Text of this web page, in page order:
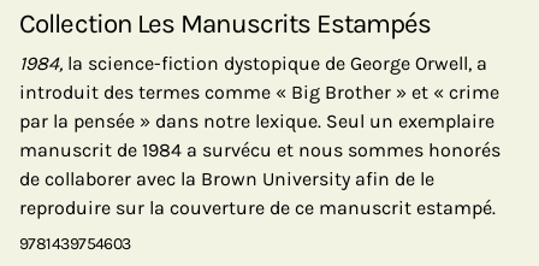
Collection Les Manuscrits Estampés
1984, la science-fiction dystopique de George Orwell, a
introduit des termes comme « Big Brother » et « crime
par la pensée » dans notre lexique. Seul un exemplaire
manuscrit de 1984 a survécu et nous sommes honorés
de collaborer avec la Brown University afin de le
reproduire sur la couverture de ce manuscrit estampé.
9781439754603